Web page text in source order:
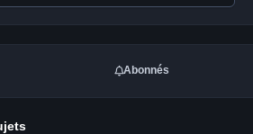
Abonnés